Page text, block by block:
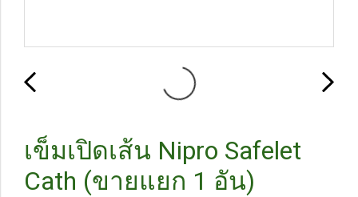
เข็มเปิดเส้น Nipro Safelet
Cath (ขายแยก 1 อัน)